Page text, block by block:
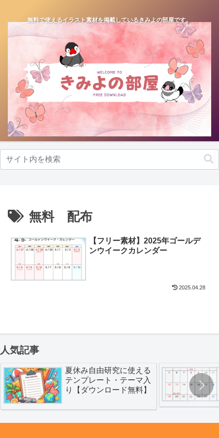
無料で使えるイラスト素材を掲載しているきみよの部屋です。
無料 配布
【フリー素材】2025年ゴールデ
ンウイークカレンダー
2025.04.28
人気記事
夏休み自由研究に使える
テンプレート・テーマ入
り【ダウンロード無料】